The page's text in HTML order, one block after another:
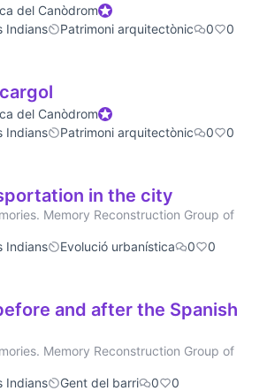
del CanòdromOfficial participant
Indians
Patrimoni arquitectònic 0 0
del CanòdromOfficial participant
Indians
Patrimoni arquitectònic 0 0
in the city
Memory Reconstruction Group of
Indians
Evolució urbanística 0 0
and after the Spanish
Memory Reconstruction Group of
Indians
Gent del barri 0 0